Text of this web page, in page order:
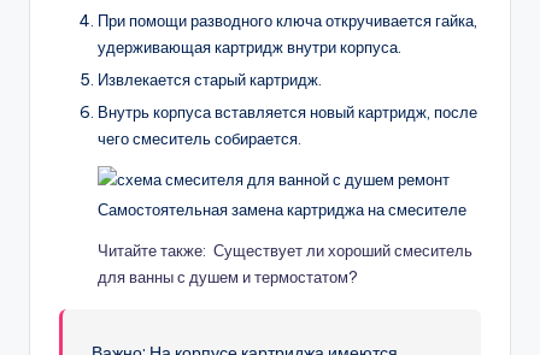
При помощи разводного ключа откручивается гайка,
удерживающая картридж внутри корпуса.
Извлекается старый картридж.
Внутрь корпуса вставляется новый картридж, после
чего смеситель собирается.
Самостоятельная замена картриджа на смесителе
Читайте также: Существует ли хороший смеситель
для ванны с душем и термостатом?